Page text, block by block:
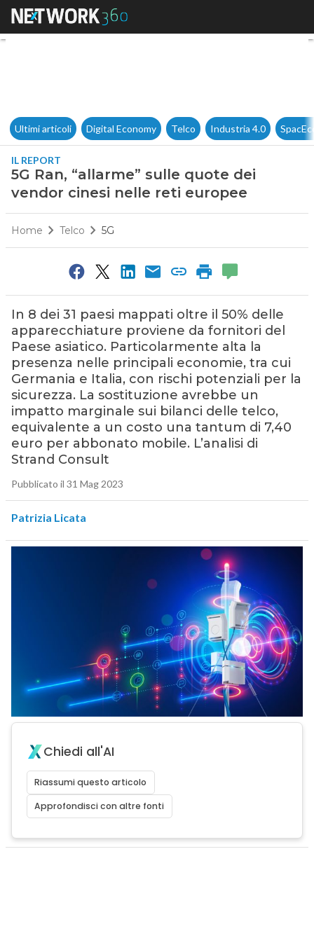
5G Ran, “allarme” sulle
Ultimi articoli Digital Economy Telco Industria 4.0
IL REPORT
5G Ran, “allarme” sulle quote dei
vendor cinesi nelle reti europee
Home Telco 5G
In 8 dei 31 paesi mappati oltre il 50% delle
apparecchiature proviene da fornitori del
Paese asiatico. Particolarmente alta la
presenza nelle principali economie, tra cui
Germania e Italia, con rischi potenziali per la
sicurezza. La sostituzione avrebbe un
impatto marginale sui bilanci delle telco,
equivalente a un costo una tantum di 7,40
euro per abbonato mobile. L’analisi di
Strand Consult
Pubblicato il 31 Mag 2023
Patrizia Licata
Chiedi all'AI
Riassumi questo articolo
Approfondisci con altre fonti